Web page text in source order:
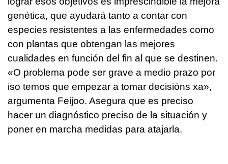
genética, que ayudará tanto a contar con
especies resistentes a las enfermedades como
con plantas que obtengan las mejores
cualidades en función del fin al que se destinen.
«O problema pode ser grave a medio prazo por
iso temos que empezar a tomar decisións xa»,
argumenta Feijoo. Asegura que es preciso
hacer un diagnóstico preciso de la situación y
poner en marcha medidas para atajarla.